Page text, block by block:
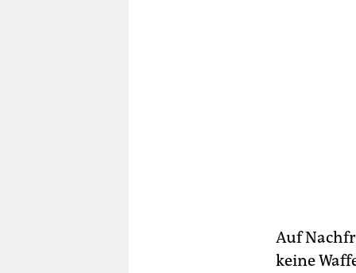
Auf
keine